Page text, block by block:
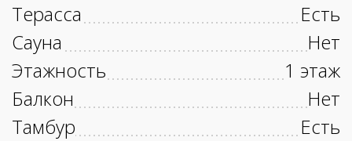
Терасса
Есть
Сауна
Нет
Этажность
1 этаж
Балкон
Нет
Тамбур
Есть